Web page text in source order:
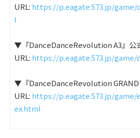
URL: https://p.eagate.573.jp/
l
▼ 『DanceDanceRevolution A3』公
URL: https://p.eagate.573.jp/game/
▼ 『DanceDanceRevolution GRAND
URL: https://p.eagate.573.jp/game/
ex.html